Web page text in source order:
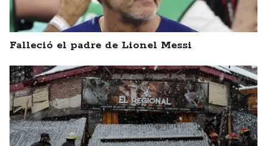
Falleció el padre de Lionel Messi